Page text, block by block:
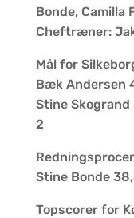
Bonde, Camilla
Cheftræner:
Mål for
Bæk Andersen
Stine Skogrand
2
Stine Bonde
Topscorer for